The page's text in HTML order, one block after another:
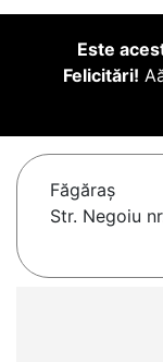
Este
Felicitări!
Făgăraş
Str. Negoiu